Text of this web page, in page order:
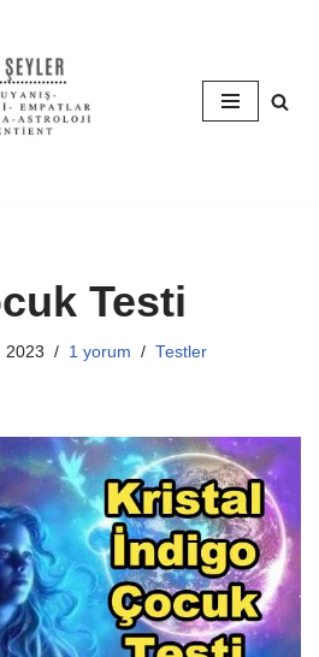
Testi
2023 1 yorum Testler